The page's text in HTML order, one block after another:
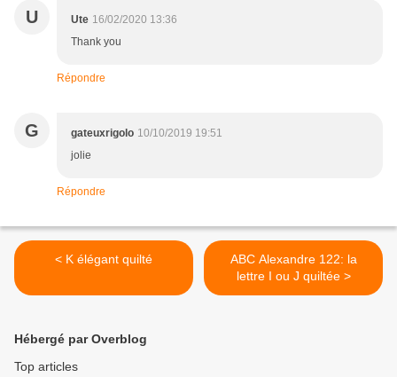
U Ute 16/02/2020 13:36
Thank you
Répondre
G gateuxrigolo 10/10/2019 19:51
jolie
Répondre
< K élégant quilté
ABC Alexandre 122: la
lettre I ou J quiltée >
Hébergé par Overblog
Top articles